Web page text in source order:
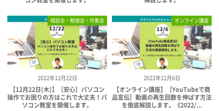
2022年12月22日
相談会・勉強会・作業会
【12月22日(木)】［安心］パソコン
操作でお困りの方はこれで大丈夫！パ
ソコン教室を開催します。
2022年12月6日
オンライン講座
【オンライン講座】［YouTubeで商
品宣伝］動画の再生回数を伸ばす方法
を徹底解説します。《2022/...